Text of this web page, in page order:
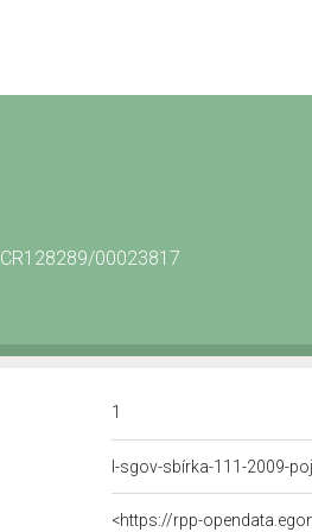
00023817
1
l-sgov-sbírka-111-2009-
<https://rpp-